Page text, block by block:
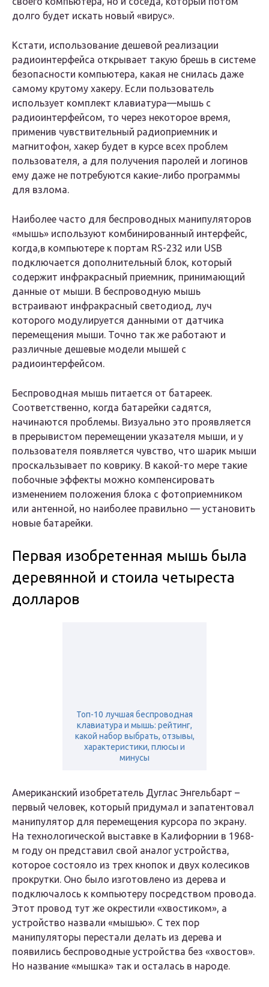
долго будет искать новый «вирус».
Кстати, использование дешевой реализации
радиоинтерфейса открывает такую брешь в системе
безопасности компьютера, какая не снилась даже
самому крутому хакеру. Если пользователь
использует комплект клавиатура—мышь с
радиоинтерфейсом, то через некоторое время,
применив чувствительный радиоприемник и
магнитофон, хакер будет в курсе всех проблем
пользователя, а для получения паролей и логинов
ему даже не потребуются какие-либо программы
для взлома.
Наиболее часто для беспроводных манипуляторов
«мышь» используют комбинированный интерфейс,
когда,в компьютере к портам RS-232 или USB
подключается дополнительный блок, который
содержит инфракрасный приемник, принимающий
данные от мыши. В беспроводную мышь
встраивают инфракрасный светодиод, луч
которого модулируется данными от датчика
перемещения мыши. Точно так же работают и
различные дешевые модели мышей с
радиоинтерфейсом.
Беспроводная мышь питается от батареек.
Соответственно, когда батарейки садятся,
начинаются проблемы. Визуально это проявляется
в прерывистом перемещении указателя мыши, и у
пользователя появляется чувство, что шарик мыши
проскальзывает по коврику. В какой-то мере такие
побочные эффекты можно компенсировать
изменением положения блока с фотоприемником
или антенной, но наиболее правильно — установить
новые батарейки.
Первая изобретенная мышь была
деревянной и стоила четыреста
долларов
Топ-10 лучшая беспроводная
клавиатура и мышь: рейтинг,
какой набор выбрать, отзывы,
характеристики, плюсы и
минусы
Американский изобретатель Дуглас Энгельбарт –
первый человек, который придумал и запатентовал
манипулятор для перемещения курсора по экрану.
На технологической выставке в Калифорнии в 1968-
м году он представил свой аналог устройства,
которое состояло из трех кнопок и двух колесиков
прокрутки. Оно было изготовлено из дерева и
подключалось к компьютеру посредством провода.
Этот провод тут же окрестили «хвостиком», а
устройство назвали «мышью». С тех пор
манипуляторы перестали делать из дерева и
появились беспроводные устройства без «хвостов».
Но название «мышка» так и осталась в народе.